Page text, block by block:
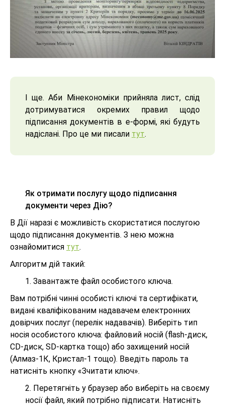
І ще. Аби Мінекономіки прийняла лист, слід
дотримуватися окремих правил щодо
підписання документів в е-формі, які будуть
надіслані. Про це ми писали тут.
Як отримати послугу щодо підписання
документи через Дію?
В Дії наразі є можливість скористатися послугою
щодо підписання документів. З нею можна
ознайомитися тут.
Алгоритм дій такий:
1. Завантажте файл особистого ключа.
Вам потрібні чинні особисті ключі та сертифікати,
видані кваліфікованим надавачем електронних
довірчих послуг (перелік надавачів). Виберіть тип
носія особистого ключа: файловий носій (flash-диск,
CD-диск, SD-картка тощо) або захищений носій
(Алмаз-1К, Кристал-1 тощо). Введіть пароль та
натисніть кнопку «Зчитати ключ».
2. Перетягніть у браузер або виберіть на своєму
носії файл, який потрібно підписати. Натисніть